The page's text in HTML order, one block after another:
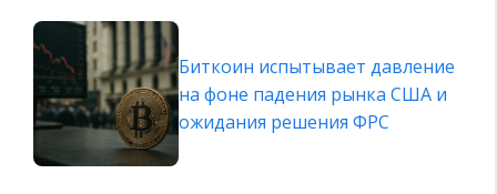
Биткоин испытывает давление
на фоне падения рынка США и
ожидания решения ФРС